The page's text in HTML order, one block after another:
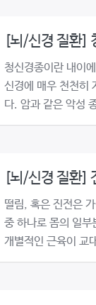
[뇌/신경 질환]
청신경종이란 내이
신경에 매우 천천히
다. 암과 같은 악성
[뇌/신경 질환]
떨림, 혹은 진전은
중 하나로 몸의 일부
개별적인 근육이 교